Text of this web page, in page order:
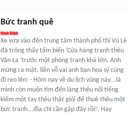
Bức tranh quê
Xe vừa vào đến trung tâm thành phố thì Vũ Lê
đã trông thấy tấm biển 'Cửa hàng tranh thêu
Vân La 'trước một phòng tranh khá lớn. Anh
mừng ra mặt, liền vỗ vai anh bạn họa sỹ cùng
đi reo lên: - Hôm nay về du lịch vùng này...là
mình còn muốn tìm đến làng thêu nổi tiếng
kiếm một tay thêu thật giỏi để thuê thêu một
bức tranh...địa chỉ cần gặp đây rồi!. Hay